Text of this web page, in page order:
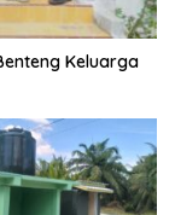
Keluarga